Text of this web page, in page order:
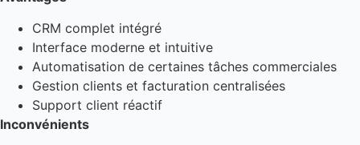
CRM complet intégré
Interface moderne et intuitive
Automatisation de certaines tâches commerciales
Gestion clients et facturation centralisées
Support client réactif
Inconvénients